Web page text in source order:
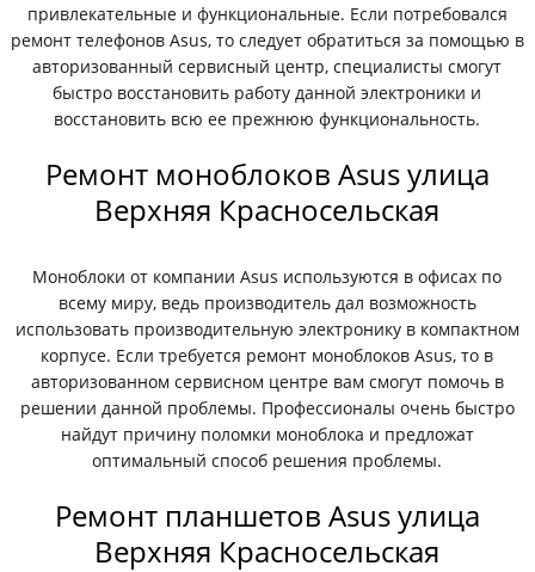
привлекательные и функциональные. Если потребовался
ремонт телефонов Asus, то следует обратиться за помощью в
авторизованный сервисный центр, специалисты смогут
быстро восстановить работу данной электроники и
восстановить всю ее прежнюю функциональность.
Ремонт моноблоков Asus улица
Верхняя Красносельская
Моноблоки от компании Asus используются в офисах по
всему миру, ведь производитель дал возможность
использовать производительную электронику в компактном
корпусе. Если требуется ремонт моноблоков Asus, то в
авторизованном сервисном центре вам смогут помочь в
решении данной проблемы. Профессионалы очень быстро
найдут причину поломки моноблока и предложат
оптимальный способ решения проблемы.
Ремонт планшетов Asus улица
Верхняя Красносельская